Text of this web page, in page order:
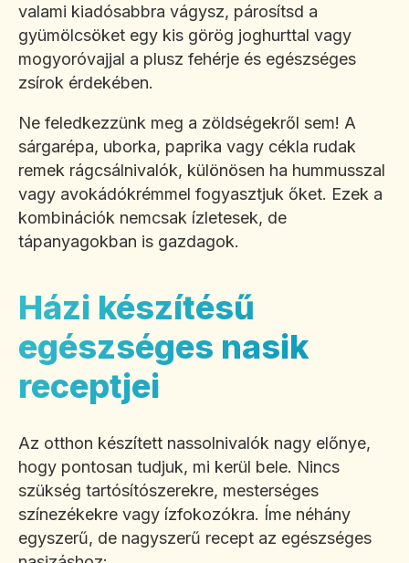
valami kiadósabbra vágysz, párosítsd a
gyümölcsöket egy kis görög joghurttal vagy
mogyoróvajjal a plusz fehérje és egészséges
zsírok érdekében.
Ne feledkezzünk meg a zöldségekről sem! A
sárgarépa, uborka, paprika vagy cékla rudak
remek rágcsálnivalók, különösen ha hummusszal
vagy avokádókrémmel fogyasztjuk őket. Ezek a
kombinációk nemcsak ízletesek, de
tápanyagokban is gazdagok.
Házi készítésű
egészséges nasik
receptjei
Az otthon készített nassolnivalók nagy előnye,
hogy pontosan tudjuk, mi kerül bele. Nincs
szükség tartósítószerekre, mesterséges
színezékekre vagy ízfokozókra. Íme néhány
egyszerű, de nagyszerű recept az egészséges